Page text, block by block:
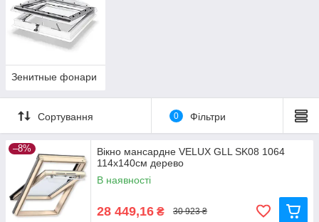
Зенитные фонари
Сортування 0 Фільтри
–8%
Вікно мансардне VELUX GLL SK08 1064
114x140см дерево
В наявності
28 449,16 ₴ 30 923 ₴